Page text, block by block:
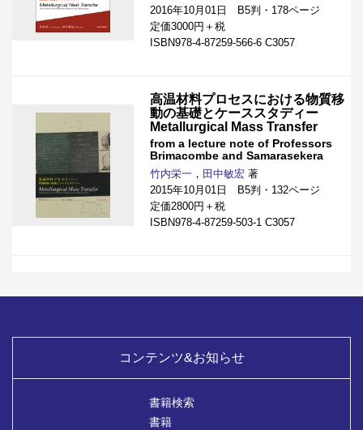
2016年10月01日 B5判・178ページ
定価3000円＋税
ISBN978-4-87259-566-6 C3057
高温材料プロセスにおける物質移
動の基礎とケーススタディー
Metallurgical Mass Transfer
from a lecture note of Professors
Brimacombe and Samarasekera
竹内栄一 ， 田中敏宏 著
2015年10月01日 B5判・132ページ
定価2800円＋税
ISBN978-4-87259-503-1 C3057
コンテンツ&お知らせ
書籍検索
書籍